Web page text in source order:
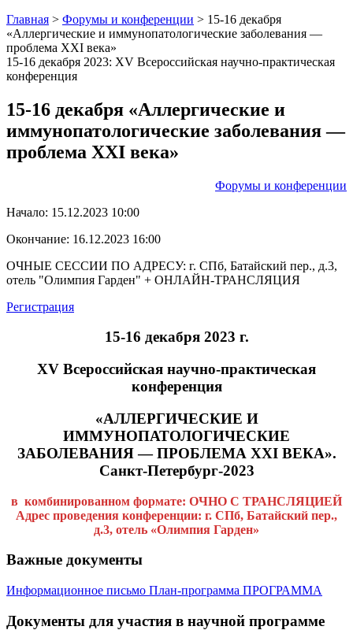
Главная > Форумы и конференции > 15-16 декабря
«Аллергические и иммунопатологические заболевания —
проблема XXI века»
15-16 декабря 2023: XV Всероссийская научно-практическая
конференция
15-16 декабря «Аллергические и
иммунопатологические заболевания —
проблема XXI века»
Форумы и конференции
Начало: 15.12.2023 10:00
Окончание: 16.12.2023 16:00
ОЧНЫЕ СЕССИИ ПО АДРЕСУ: г. СПб, Батайский пер., д.3,
отель "Олимпия Гарден" + ОНЛАЙН-ТРАНСЛЯЦИЯ
Регистрация
15-16 декабря 2023 г.
XV Всероссийская научно-практическая
конференция
«АЛЛЕРГИЧЕСКИЕ И
ИММУНОПАТОЛОГИЧЕСКИЕ
ЗАБОЛЕВАНИЯ — ПРОБЛЕМА XXI ВЕКА».
Санкт-Петербург-2023
в комбинированном формате: ОЧНО С ТРАНСЛЯЦИЕЙ
Адрес проведения конференции: г. СПб, Батайский пер.,
д.3, отель «Олимпия Гарден»
Важные документы
Информационное письмо План-программа ПРОГРАММА
Документы для участия в научной программе